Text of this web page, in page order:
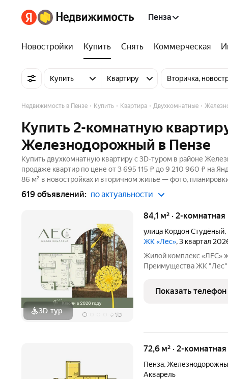
Пенза
Новостройки Купить Снять Коммерческая
Купить Квартиру Вторичка,
Недвижимость в Пензе Купить Квартира Двухкомнатные
Купить 2-комнатную
Железнодорожный в Пензе
Купить двухкомнатную квартиру c 3D-туром в районе
продаже квартир по цене от 3 695 115 ₽ до 9 210 960 ₽ на
86 м² в новостройках и вторичном жилье — фото,
619 объявлений: по актуальности
3D-тур + 10
84,1 м² · 2-
улица Кордон Студёный,
ЖК «Лес», 3 квартал
Жилой комплекс «ЛЕС» жизнь среди сосен в районе Ахуны
Преимущества ЖК "Лес" виды на лес; просторные кухни-
лоты с высотой
подземный и
Показать телефон
72,6 м² · 2-
Пенза,
Акварель